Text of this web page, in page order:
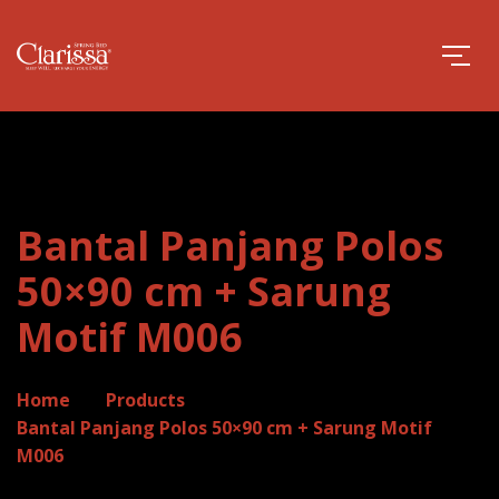
Bantal Panjang Polos
50×90 cm + Sarung
Motif M006
Home
Products
Bantal Panjang Polos 50×90 cm + Sarung Motif
M006